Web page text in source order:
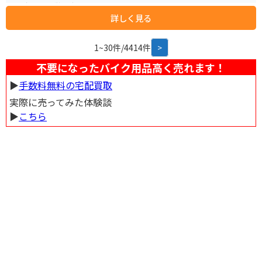
場80台分あり 営業時間4:00～22:30
詳しく見る
1~30件/4414件 >
不要になったバイク用品高く売れます！
▶︎手数料無料の宅配買取
実際に売ってみた体験談
▶︎こちら